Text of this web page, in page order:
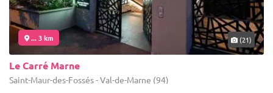
... 3 km (21)
Le Carré Marne
Saint-Maur-des-Fossés - Val-de-Marne (94)